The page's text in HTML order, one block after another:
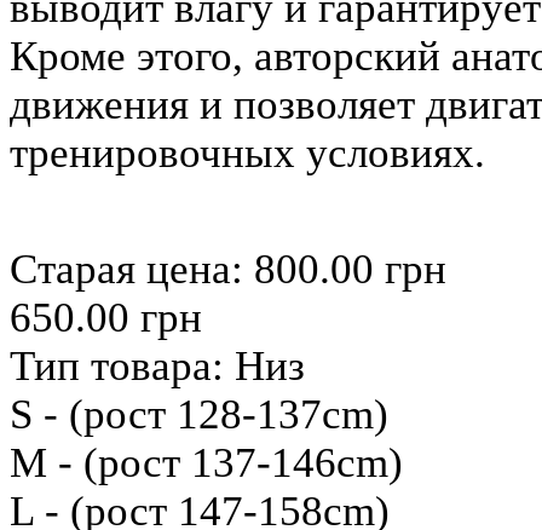
Кроме этого, авторский
движения и позволяет
тренировочных условиях.
Старая цена: 800.00 грн
650.00 грн
Тип товара: Низ
S - (рост 128-137cm)
M - (рост 137-146cm)
L - (рост 147-158cm)